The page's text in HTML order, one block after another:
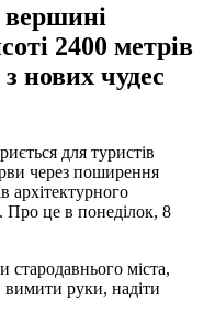
2400 метрів
нових чудес
для туристів
через поширення
архітектурного
Про це в понеділок, 8
стародавнього міста,
вимити руки, надіти